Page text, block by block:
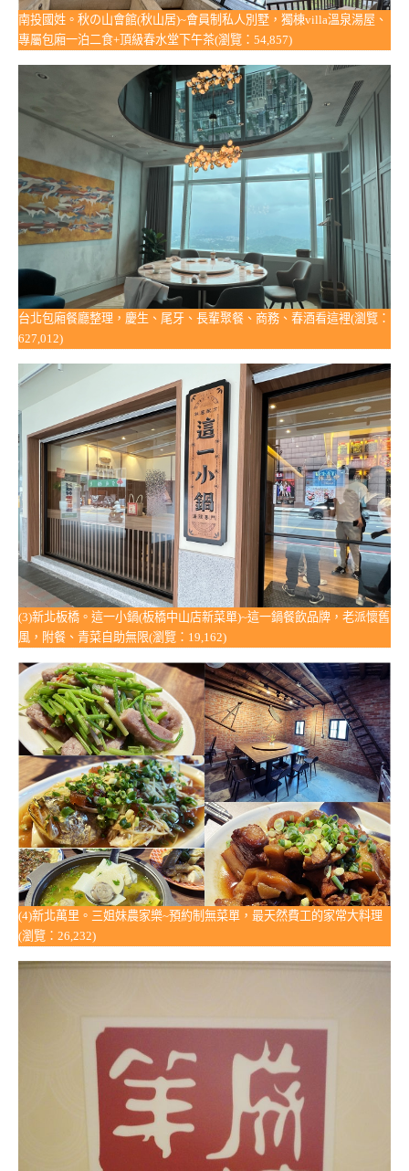
南投國姓。秋の山會館(秋山居)~會員制私人別墅，獨棟villa溫泉湯屋、
專屬包廂一泊二食+頂級春水堂下午茶(瀏覽：54,857)
台北包廂餐廳整理，慶生、尾牙、長輩聚餐、商務、春酒看這裡(瀏覽：
627,012)
(3)新北板橋。這一小鍋(板橋中山店新菜單)~這一鍋餐飲品牌，老派懷舊
風，附餐、青菜自助無限(瀏覽：19,162)
(4)新北萬里。三姐妹農家樂~預約制無菜單，最天然費工的家常大料理
(瀏覽：26,232)